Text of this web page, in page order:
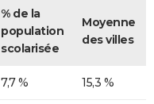
% de la
population
scolarisée
Moyenne
des villes
7,7 % 15,3 %